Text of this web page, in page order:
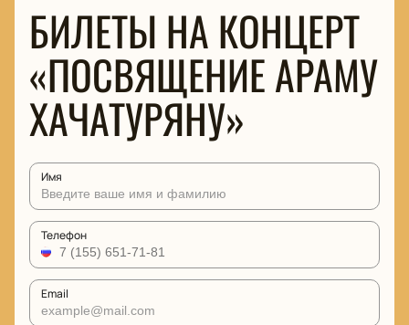
БИЛЕТЫ НА КОНЦЕРТ
«ПОСВЯЩЕНИЕ АРАМУ
ХАЧАТУРЯНУ»
Имя
Телефон
Email